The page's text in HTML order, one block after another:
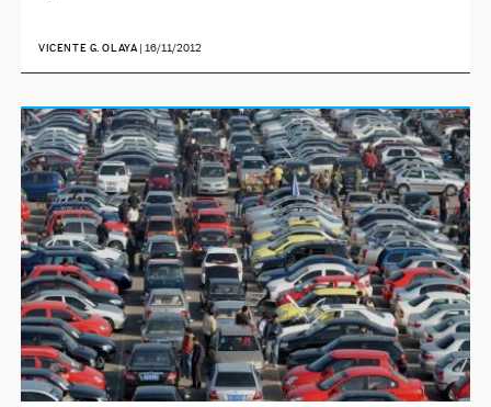
VICENTE G. OLAYA |16/11/2012